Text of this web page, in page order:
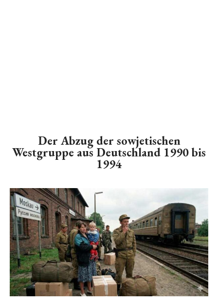
Der Abzug der sowjetischen
Westgruppe aus Deutschland 1990 bis
1994